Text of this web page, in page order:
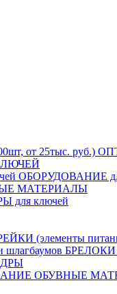
ОПТ
ОБОРУДОВАНИЕ
МАТЕРИАЛЫ
для ключей
(элементы
БРЕЛОКИ
ОБУВНЫЕ